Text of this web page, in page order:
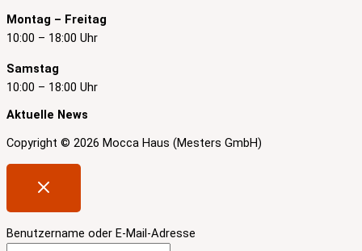
Montag – Freitag
10:00 – 18:00 Uhr
Samstag
10:00 – 18:00 Uhr
Aktuelle News
Copyright © 2026 Mocca Haus (Mesters GmbH)
Benutzername oder E-Mail-Adresse